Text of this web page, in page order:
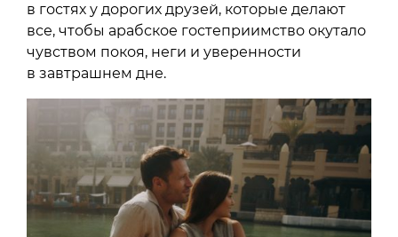
в гостях у дорогих друзей, которые делают
все, чтобы арабское гостеприимство окутало
чувством покоя, неги и уверенности
в завтрашнем дне.